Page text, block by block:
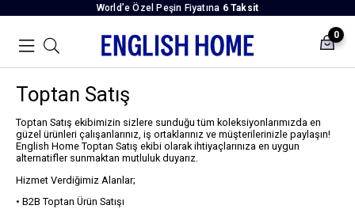
World’e Özel Peşin Fiyatına 6 Taksit
0
Toptan Satış
Toptan Satış ekibimizin sizlere sunduğu tüm koleksiyonlarımızda en
güzel ürünleri çalışanlarınız, iş ortaklarınız ve müşterilerinizle paylaşın!
English Home Toptan Satış ekibi olarak ihtiyaçlarınıza en uygun
alternatifler sunmaktan mutluluk duyarız.
Hizmet Verdiğimiz Alanlar;
• B2B Toptan Ürün Satışı